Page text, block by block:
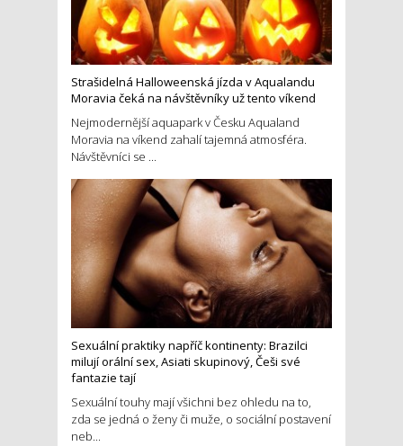
Strašidelná Halloweenská jízda v Aqualandu
Moravia čeká na návštěvníky už tento víkend
Nejmodernější aquapark v Česku Aqualand
Moravia na víkend zahalí tajemná atmosféra.
Návštěvníci se ...
Sexuální praktiky napříč kontinenty: Brazilci
milují orální sex, Asiati skupinový, Češi své
fantazie tají
Sexuální touhy mají všichni bez ohledu na to,
zda se jedná o ženy či muže, o sociální postavení
neb...